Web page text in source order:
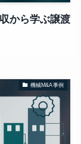
から学ぶ譲渡
機械M&A事例